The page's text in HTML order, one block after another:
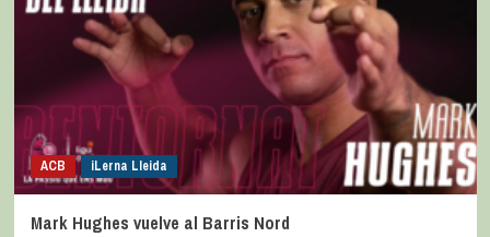
ACB iLerna Lleida
Mark Hughes vuelve al Barris Nord